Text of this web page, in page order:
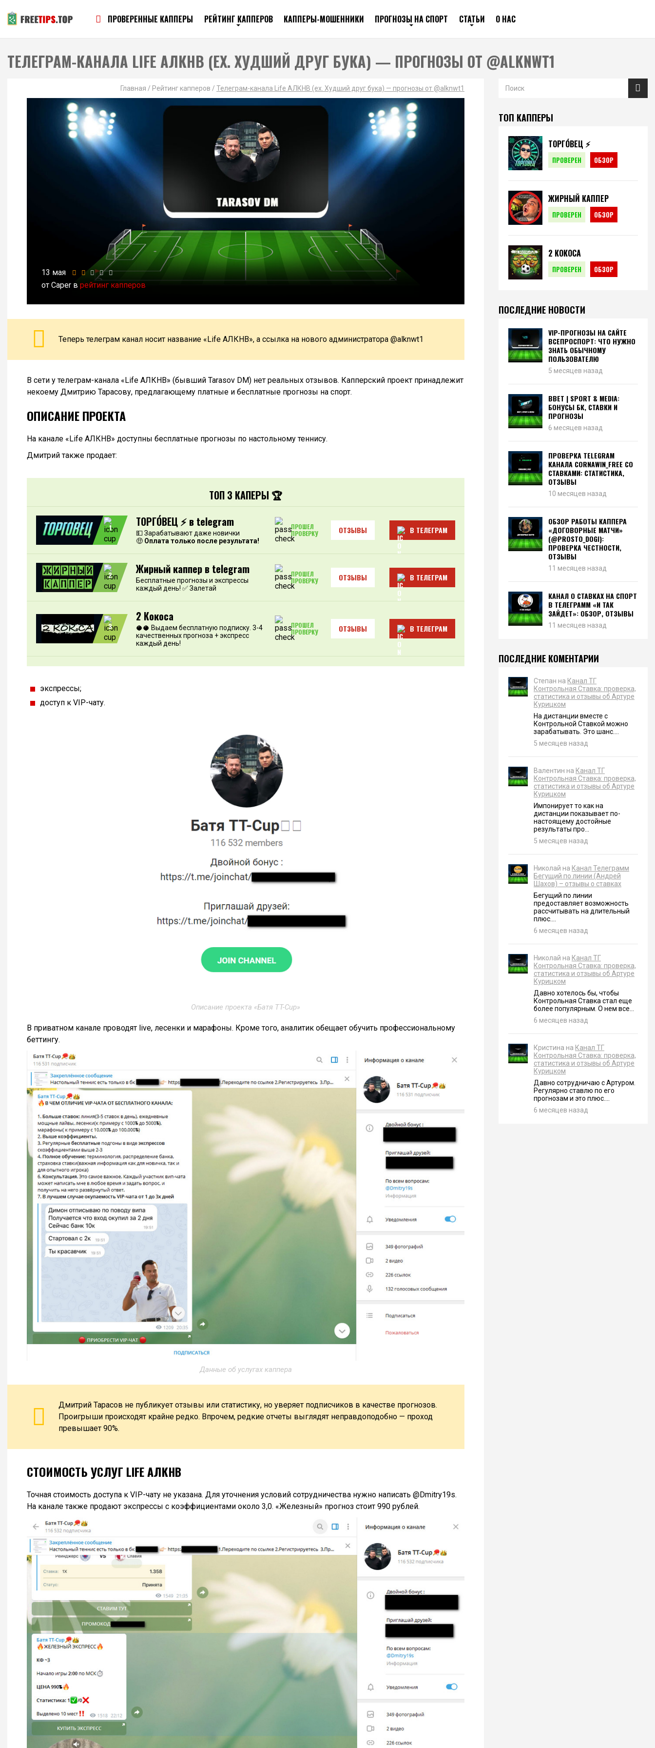
ПРОВЕРЕННЫЕ КАППЕРЫ РЕЙТИНГ КАППЕРОВ КАППЕРЫ-МОШЕННИКИ ПРОГНОЗЫ НА СПОРТ СТАТЬИ О НАС
ТЕЛЕГРАМ-КАНАЛА LIFE АЛКНВ (EX. ХУДШИЙ ДРУГ БУКА) — ПРОГНОЗЫ ОТ @ALKNWT1
Главная / Рейтинг капперов / Телеграм-канала Life АЛКНВ (ex. Худший друг бука) — прогнозы от @alknwt1
13 мая
от Caper в рейтинг капперов
Теперь телеграм канал носит название «Life АЛКНВ», а ссылка на нового администратора @alknwt1
В сети у телеграм-канала «Life АЛКНВ» (бывший Tarasov DM) нет реальных отзывов. Капперский проект принадлежит
некоему Дмитрию Тарасову, предлагающему платные и бесплатные прогнозы на спорт.
ОПИСАНИЕ ПРОЕКТА
На канале «Life АЛКНВ» доступны бесплатные прогнозы по настольному теннису.
Дмитрий также продает:
ТОП 3 КАПЕРЫ 🏆
1 ТОРГО́ВЕЦ ⚡️ в telegram
💵 Зарабатывают даже новички
🤑 Оплата только после результата!
ПРОШЕЛ
ПРОВЕРКУ
ОТЗЫВЫ В ТЕЛЕГРАМ
2 Жирный каппер в telegram
Бесплатные прогнозы и экспрессы
каждый день! ✅ Залетай
ПРОШЕЛ
ПРОВЕРКУ
ОТЗЫВЫ В ТЕЛЕГРАМ
3
2 Кокоса
🥥🥥 Выдаем бесплатную подписку. 3-4
качественных прогноза + экспресс
каждый день!
ПРОШЕЛ
ПРОВЕРКУ
ОТЗЫВЫ В ТЕЛЕГРАМ
экспрессы;
доступ к VIP-чату.
Описание проекта «Батя TT-Cup»
В приватном канале проводят live, лесенки и марафоны. Кроме того, аналитик обещает обучить профессиональному
беттингу.
Данные об услугах каппера
Дмитрий Тарасов не публикует отзывы или статистику, но уверяет подписчиков в качестве прогнозов.
Проигрыши происходят крайне редко. Впрочем, редкие отчеты выглядят неправдоподобно — проход
превышает 90%.
СТОИМОСТЬ УСЛУГ LIFE АЛКНВ
Точная стоимость доступа к VIP-чату не указана. Для уточнения условий сотрудничества нужно написать @Dmitry19s.
На канале также продают экспрессы с коэффициентами около 3,0. «Железный» прогноз стоит 990 рублей.
ТОП КАППЕРЫ
ТОРГО́ВЕЦ ⚡️
ПРОВЕРЕН ОБЗОР
ЖИРНЫЙ КАППЕР
ПРОВЕРЕН ОБЗОР
2 КОКОСА
ПРОВЕРЕН ОБЗОР
ПОСЛЕДНИЕ НОВОСТИ
VIP-ПРОГНОЗЫ НА САЙТЕ
ВСЕПРОСПОРТ: ЧТО НУЖНО
ЗНАТЬ ОБЫЧНОМУ
ПОЛЬЗОВАТЕЛЮ
5 месяцев назад
BBET | SPORT & MEDIA:
БОНУСЫ БК, СТАВКИ И
ПРОГНОЗЫ
6 месяцев назад
ПРОВЕРКА TELEGRAM
КАНАЛА CORNAWIN_FREE СО
СТАВКАМИ: СТАТИСТИКА,
ОТЗЫВЫ
10 месяцев назад
ОБЗОР РАБОТЫ КАППЕРА
«ДОГОВОРНЫЕ МАТЧИ»
(@PROSTO_DOGI):
ПРОВЕРКА ЧЕСТНОСТИ,
ОТЗЫВЫ
11 месяцев назад
КАНАЛ О СТАВКАХ НА СПОРТ
В ТЕЛЕГРАММ «И ТАК
ЗАЙДЕТ»: ОБЗОР, ОТЗЫВЫ
11 месяцев назад
ПОСЛЕДНИЕ КОМЕНТАРИИ
Степан на Канал ТГ
Контрольная Ставка: проверка,
статистика и отзывы об Артуре
Курицком
На дистанции вместе с
Контрольной Ставкой можно
зарабатывать. Это шанс....
5 месяцев назад
Валентин на Канал ТГ
Контрольная Ставка: проверка,
статистика и отзывы об Артуре
Курицком
Импонирует то как на
дистанции показывает по-
настоящему достойные
результаты про...
5 месяцев назад
Николай на Канал Телеграмм
Бегущий по линии (Андрей
Шахов) – отзывы о ставках
Бегущий по линии
предоставляет возможность
рассчитывать на длительный
плюс....
6 месяцев назад
Николай на Канал ТГ
Контрольная Ставка: проверка,
статистика и отзывы об Артуре
Курицком
Давно хотелось бы, чтобы
Контрольная Ставка стал еще
более популярным. О нем все...
6 месяцев назад
Кристина на Канал ТГ
Контрольная Ставка: проверка,
статистика и отзывы об Артуре
Курицком
Давно сотрудничаю с Артуром.
Регулярно ставлю по его
прогнозам и это плюс....
6 месяцев назад